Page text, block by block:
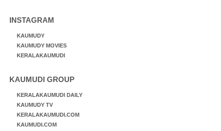
INSTAGRAM
KAUMUDY
KAUMUDY MOVIES
KERALAKAUMUDI
KAUMUDI GROUP
KERALAKAUMUDI DAILY
KAUMUDY TV
KERALAKAUMUDI.COM
KAUMUDI.COM